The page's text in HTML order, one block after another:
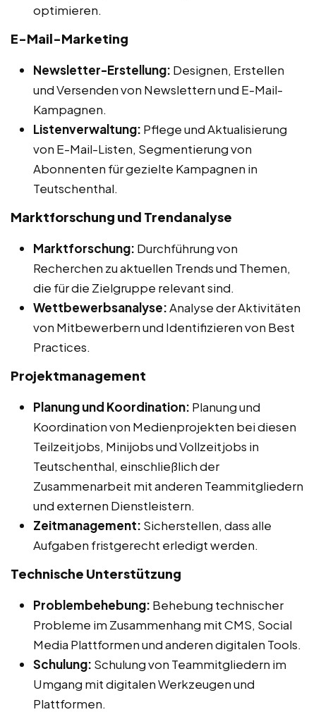
optimieren.
E-Mail-Marketing
Newsletter-Erstellung: Designen, Erstellen
und Versenden von Newslettern und E-Mail-
Kampagnen.
Listenverwaltung: Pflege und Aktualisierung
von E-Mail-Listen, Segmentierung von
Abonnenten für gezielte Kampagnen in
Teutschenthal.
Marktforschung und Trendanalyse
Marktforschung: Durchführung von
Recherchen zu aktuellen Trends und Themen,
die für die Zielgruppe relevant sind.
Wettbewerbsanalyse:Analyse der Aktivitäten
von Mitbewerbern und Identifizieren von Best
Practices.
Projektmanagement
Planung und Koordination: Planung und
Koordination von Medienprojekten bei diesen
Teilzeitjobs, Minijobs und Vollzeitjobs in
Teutschenthal, einschließlich der
Zusammenarbeit mit anderen Teammitgliedern
und externen Dienstleistern.
Zeitmanagement: Sicherstellen, dass alle
Aufgaben fristgerecht erledigt werden.
Technische Unterstützung
Problembehebung: Behebung technischer
Probleme im Zusammenhang mit CMS, Social
Media Plattformen und anderen digitalen Tools.
Schulung: Schulung von Teammitgliedern im
Umgang mit digitalen Werkzeugen und
Plattformen.